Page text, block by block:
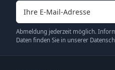
E-Mail-Adresse
Abmeldung jederzeit möglich.
Daten finden Sie in unserer